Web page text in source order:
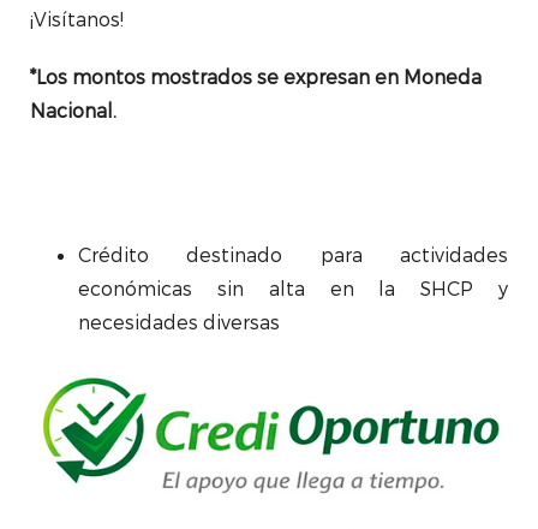
¡Visítanos!
*Los montos mostrados se expresan en Moneda
Nacional.
Crédito destinado para actividades
económicas sin alta en la SHCP y
necesidades diversas